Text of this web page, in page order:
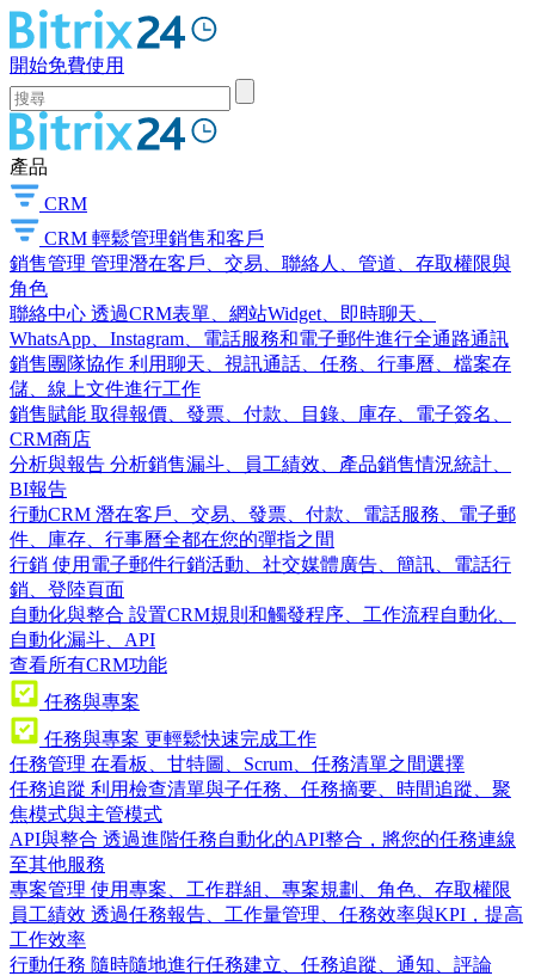
開始免費使用
產品
CRM
CRM 輕鬆管理銷售和客戶
銷售管理 管理潛在客戶、交易、聯絡人、管道、存取權限與
角色
聯絡中心 透過CRM表單、網站Widget、即時聊天、
WhatsApp、Instagram、電話服務和電子郵件進行全通路通訊
銷售團隊協作 利用聊天、視訊通話、任務、行事曆、檔案存
儲、線上文件進行工作
銷售賦能 取得報價、發票、付款、目錄、庫存、電子簽名、
CRM商店
分析與報告 分析銷售漏斗、員工績效、產品銷售情況統計、
BI報告
行動CRM 潛在客戶、交易、發票、付款、電話服務、電子郵
件、庫存、行事曆全都在您的彈指之間
行銷 使用電子郵件行銷活動、社交媒體廣告、簡訊、電話行
銷、登陸頁面
自動化與整合 設置CRM規則和觸發程序、工作流程自動化、
自動化漏斗、API
查看所有CRM功能
任務與專案
任務與專案 更輕鬆快速完成工作
任務管理 在看板、甘特圖、Scrum、任務清單之間選擇
任務追蹤 利用檢查清單與子任務、任務摘要、時間追蹤、聚
焦模式與主管模式
API與整合 透過進階任務自動化的API整合，將您的任務連線
至其他服務
專案管理 使用專案、工作群組、專案規劃、角色、存取權限
員工績效 透過任務報告、工作量管理、任務效率與KPI，提高
工作效率
行動任務 隨時隨地進行任務建立、任務追蹤、通知、評論